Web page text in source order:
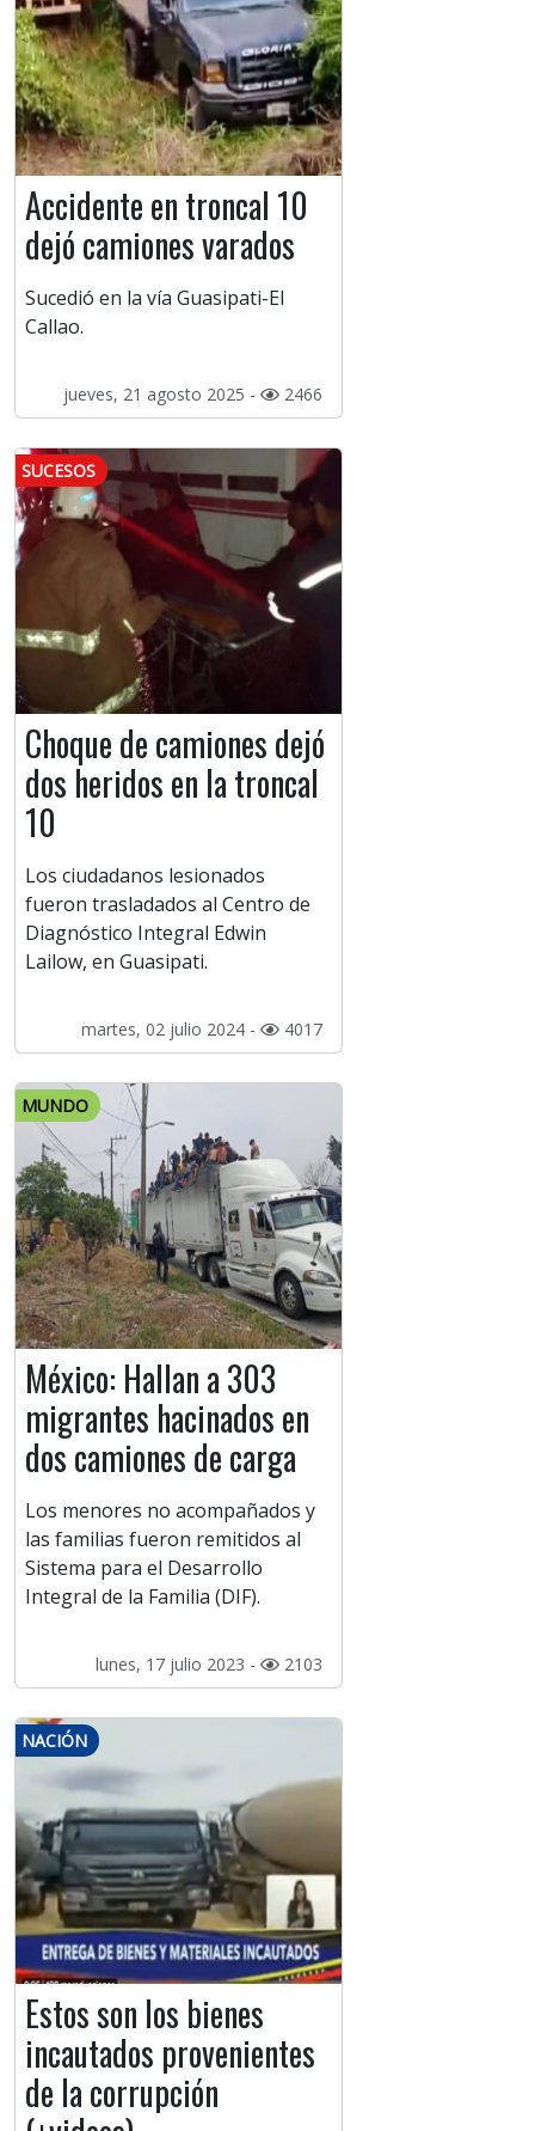
Accidente en troncal 10
dejó camiones varados
Sucedió en la vía Guasipati-El
Callao.
jueves, 21 agosto 2025 - 2466
SUCESOS
Choque de camiones dejó
dos heridos en la troncal
10
Los ciudadanos lesionados
fueron trasladados al Centro de
Diagnóstico Integral Edwin
Lailow, en Guasipati.
martes, 02 julio 2024 - 4017
MUNDO
México: Hallan a 303
migrantes hacinados en
dos camiones de carga
Los menores no acompañados y
las familias fueron remitidos al
Sistema para el Desarrollo
Integral de la Familia (DIF).
lunes, 17 julio 2023 - 2103
NACIÓN
Estos son los bienes
incautados provenientes
de la corrupción